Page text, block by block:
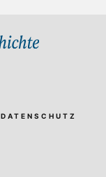
DATENSCHUTZ